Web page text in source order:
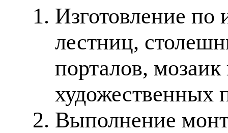
Изготовление по
лестниц,
порталов,
художественных
Выполнение